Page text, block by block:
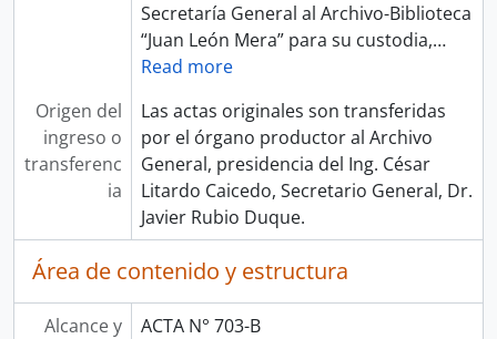
Secretaría General al Archivo-Biblioteca
“Juan León Mera” para su custodia,…
Read more
Origen del
ingreso o
transferenc
ia
Las actas originales son transferidas
por el órgano productor al Archivo
General, presidencia del Ing. César
Litardo Caicedo, Secretario General, Dr.
Javier Rubio Duque.
Área de contenido y estructura
Alcance y
ACTA N° 703-B